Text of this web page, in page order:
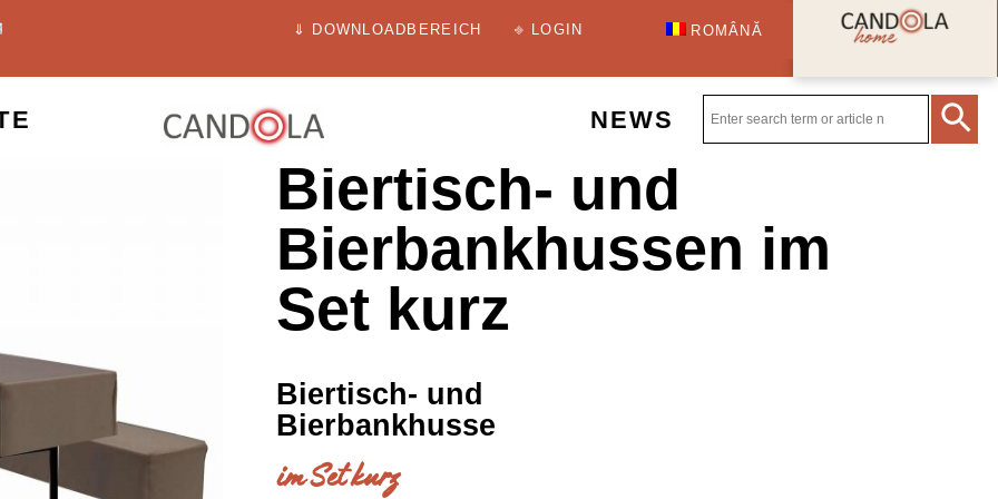
⇓ DOWNLOADBEREICH ⎆ LOGIN ROMÂNĂ
NEWS
Biertisch- und
Bierbankhussen im
Set kurz
Biertisch- und
Bierbankhusse
im Set kurz